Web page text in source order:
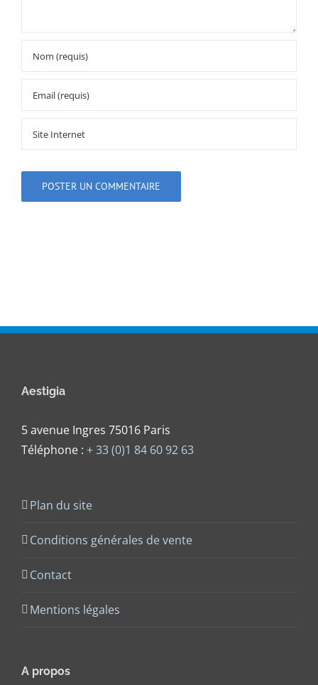
Aestigia
5 avenue Ingres 75016 Paris
Téléphone : + 33 (0)1 84 60 92 63
Plan du site
Conditions générales de vente
Contact
Mentions légales
A propos